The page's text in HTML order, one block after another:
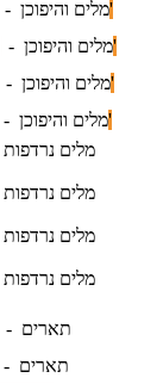
מלים והיפוכן -מציאת הפכים ג'
מלים והיפוכן -מציאת הפכים ד'
מלים והיפוכן -תשבץ הפכים א'
מלים והיפוכן -תשבץ הפכים ב'
מלים
מלים
מלים
מלים
תארים -
תארים -